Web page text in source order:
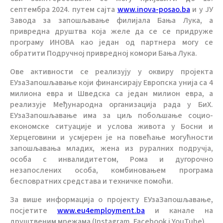
септембра 2024. путем сајта www.inova-posao.ba и у ЈУ
Завода за запошљавање филијала Бања Лука, а
привредна друштва која желе да се се придруже
програму ИНОВА као један од партнера могу се
обратити Подручној привредној комори Бања Лука.
Ове активности се реализују у оквиру пројекта
ЕУзаЗапошљавање који финансирају Европска унија са 4
милиона евра и Шведска са један милион евра, а
реализује Међународна организација рада у БиХ.
ЕУзаЗапошљавање има за циљ побољшање социо-
економске ситуације и услова живота у Босни и
Херцеговини и усмјерен је на повећање могућности
запошљавања младих, жена из руралних подручја,
особа с инвалидитетом, Рома и дугорочно
незапослених особа, комбиновањем програма
бесповратних средстава и техничке помоћи.
За више информација о пројекту ЕУзаЗапошљавање,
посјетите www.eu4employment.ba и канале на